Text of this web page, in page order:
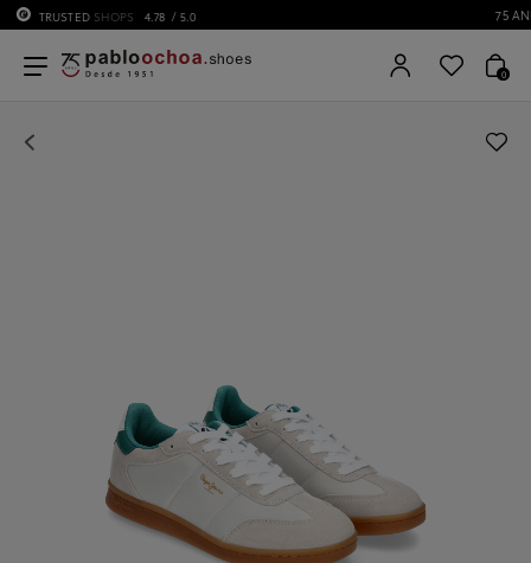
75 ANIVERSARIO | Desde 1951 pabloochoa.shoes
0